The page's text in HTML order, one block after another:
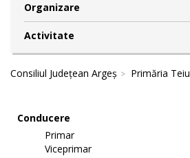
Organizare
Activitate
Consiliul Județean Argeș Primăria Teiu
Conducere
Primar
Viceprimar